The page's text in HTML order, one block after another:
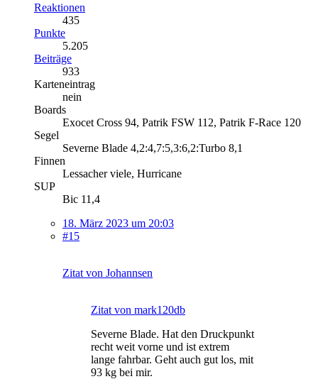
Reaktionen
435
Punkte
5.205
Beiträge
933
Karteneintrag
nein
Boards
Exocet Cross 94, Patrik FSW 112, Patrik F-Race 120
Segel
Severne Blade 4,2:4,7:5,3:6,2:Turbo 8,1
Finnen
Lessacher viele, Hurricane
SUP
Bic 11,4
18. März 2023 um 20:03
#15
Zitat von Johannsen
Zitat von mark120db
Severne Blade. Hat den Druckpunkt
recht weit vorne und ist extrem
lange fahrbar. Geht auch gut los, mit
93 kg bei mir.